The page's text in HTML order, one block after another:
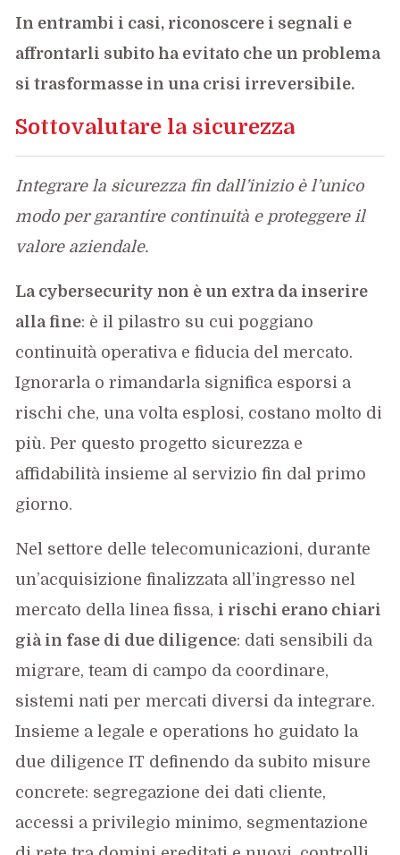
In entrambi i casi, riconoscere i segnali e
affrontarli subito ha evitato che un problema
si trasformasse in una crisi irreversibile.
Sottovalutare la sicurezza
Integrare la sicurezza fin dall’inizio è l’unico
modo per garantire continuità e proteggere il
valore aziendale.
La cybersecurity non è un extra da inserire
alla fine: è il pilastro su cui poggiano
continuità operativa e fiducia del mercato.
Ignorarla o rimandarla significa esporsi a
rischi che, una volta esplosi, costano molto di
più. Per questo progetto sicurezza e
affidabilità insieme al servizio fin dal primo
giorno.
Nel settore delle telecomunicazioni, durante
un’acquisizione finalizzata all’ingresso nel
mercato della linea fissa, i rischi erano chiari
già in fase di due diligence: dati sensibili da
migrare, team di campo da coordinare,
sistemi nati per mercati diversi da integrare.
Insieme a legale e operations ho guidato la
due diligence IT definendo da subito misure
concrete: segregazione dei dati cliente,
accessi a privilegio minimo, segmentazione